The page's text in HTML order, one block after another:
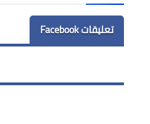
تعليقات Facebook